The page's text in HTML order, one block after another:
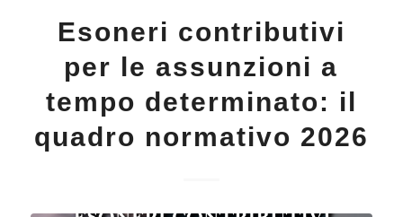
Esoneri contributivi
per le assunzioni a
tempo determinato: il
quadro normativo 2026